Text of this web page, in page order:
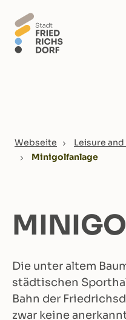
You are here:
Webseite Leisure
Minigolfanlage
Die unter altem
städtischen
Bahn der
zwar keine